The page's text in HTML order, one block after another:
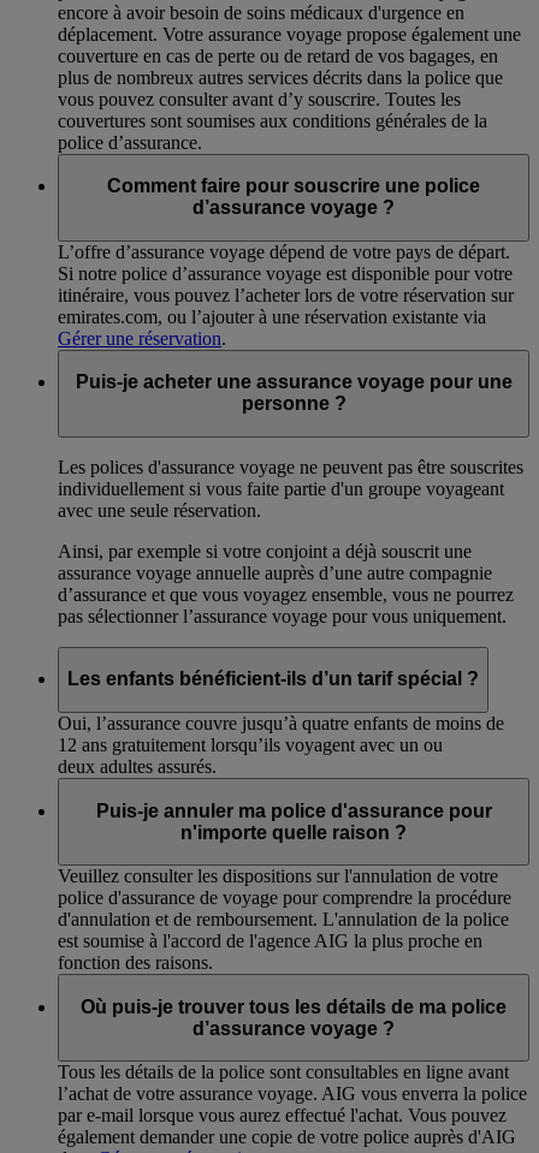
encore à avoir besoin de soins médicaux d'urgence en
déplacement. Votre assurance voyage propose également une
couverture en cas de perte ou de retard de vos bagages, en
plus de nombreux autres services décrits dans la police que
vous pouvez consulter avant d’y souscrire. Toutes les
couvertures sont soumises aux conditions générales de la
police d’assurance.
Comment faire pour souscrire une police
d’assurance voyage ?
L’offre d’assurance voyage dépend de votre pays de départ.
Si notre police d’assurance voyage est disponible pour votre
itinéraire, vous pouvez l’acheter lors de votre réservation sur
emirates.com, ou l’ajouter à une réservation existante via
Gérer une réservation.
Puis-je acheter une assurance voyage pour une
personne ?
Les polices d'assurance voyage ne peuvent pas être souscrites
individuellement si vous faite partie d'un groupe voyageant
avec une seule réservation.
Ainsi, par exemple si votre conjoint a déjà souscrit une
assurance voyage annuelle auprès d’une autre compagnie
d’assurance et que vous voyagez ensemble, vous ne pourrez
pas sélectionner l’assurance voyage pour vous uniquement.
Les enfants bénéficient-ils d’un tarif spécial ?
Oui, l’assurance couvre jusqu’à quatre enfants de moins de
12 ans gratuitement lorsqu’ils voyagent avec un ou
deux adultes assurés.
Puis-je annuler ma police d'assurance pour
n'importe quelle raison ?
Veuillez consulter les dispositions sur l'annulation de votre
police d'assurance de voyage pour comprendre la procédure
d'annulation et de remboursement. L'annulation de la police
est soumise à l'accord de l'agence AIG la plus proche en
fonction des raisons.
Où puis-je trouver tous les détails de ma police
d’assurance voyage ?
Tous les détails de la police sont consultables en ligne avant
l’achat de votre assurance voyage. AIG vous enverra la police
par e-mail lorsque vous aurez effectué l'achat. Vous pouvez
également demander une copie de votre police auprès d'AIG